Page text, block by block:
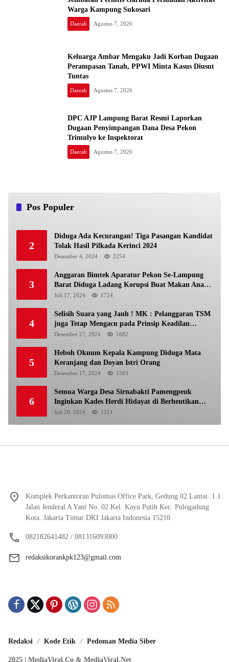
Warga Kampung Sukosari
Daerah Agustus 7, 2026
Keluarga Ambar Mengaku Jadi Korban Dugaan
Perampasan Tanah, PPWI Minta Kasus Diusut
Tuntas
Daerah Agustus 7, 2026
DPC AJP Lampung Barat Resmi Laporkan
Dugaan Penyimpangan Dana Desa Pekon
Trimulyo ke Inspektorat
Daerah Agustus 7, 2026
Pos Populer
2
Diduga Ada Kecurangan! Tiga Pasangan Kandidat
Tolak Hasil Pilkada Kerinci 2024
Desember 4, 2024 2254
3
Anggaran Bimtek Aparatur Pekon Se-Lampung
Barat Diduga Ladang Korupsi Buat Makan Anak
Istri
Juli 17, 2024 1724
4
Selisih Suara yang Jauh ! MK : Pelanggaran TSM
juga Tetap Mengacu pada Prinsip Keadilan
Pemilu
Desember 27, 2024 1682
5
Heboh Oknum Kepala Kampung Diduga Mata
Keranjang dan Doyan Istri Orang
Desember 17, 2024 1503
6
Semua Warga Desa Sirnabakti Pamengpeuk
Inginkan Kades Herdi Hidayat di Berhentikan
Dari Jabatan nya
Juli 20, 2024 1211
Komplek Perkantoran Pulomas Office Park, Gedung 02 Lantai. 1.1
Jalan Jenderal A Yani No. 02 Kel. Kayu Putih Kec. Pulogadung
Kota. Jakarta Timur DKI Jakarta Indonesia 15210
082182641482 / 081316093000
redaksikorankpk123@gmail.com
Redaksi Kode Etik Pedoman Media Siber
2025 | MediaViral.Co & MediaViral.Net